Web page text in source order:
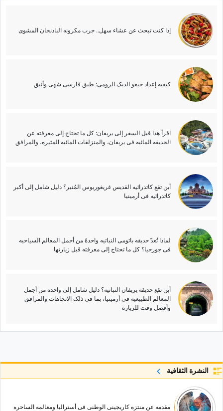
إذا کنت تبحث عن عشاء سهل.. جرب مکرونه الباذنجان المشوی
کیفیه إعداد جیغو الدیک الرومی: طبق فارسی شهی وأنیق
اقرأ هذا قبل السفر إلى یریفان: کل ما تحتاج إلى معرفته عن
الحدیقه المائیه فی یریفان، والمنزلقات المائیه المثیره، والمرافق
أین تقع کاتدرائیه القدیس غریغوریوس المُنیر؟ دلیل شامل إلى أکبر
کاتدرائیه فی أرمینیا
لماذا تُعدّ حدیقه باتومی النباتیه واحدهً من أجمل المعالم السیاحیه
فی جورجیا؟ کل ما تحتاج إلى معرفته قبل زیارتها
أین تقع حدیقه یریفان النباتیه؟ دلیل شامل إلى واحده من أجمل
المعالم الطبیعیه فی أرمینیا، بما فی ذلک الاتجاهات والمرافق
وأفضل وقت للزیاره
النشرة الثقافية
مقدمه عن منتزه کاریجینی الوطنی فی أسترالیا ومعالمه الساحره